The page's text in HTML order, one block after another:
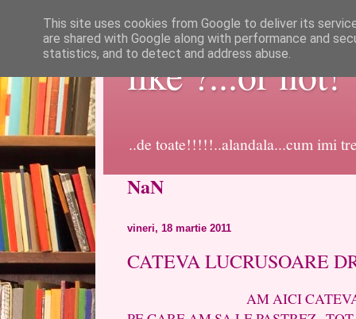
like ?...or not!
..de toate!!!!!..alandala...cum imi
NaN
vineri, 18 martie 2011
CATEVA LUCRUSOARE
AM AICI CATEVA
This site uses cookies from Google to deliver its
are shared with Google along with performance and
statistics, and to detect and address abuse.